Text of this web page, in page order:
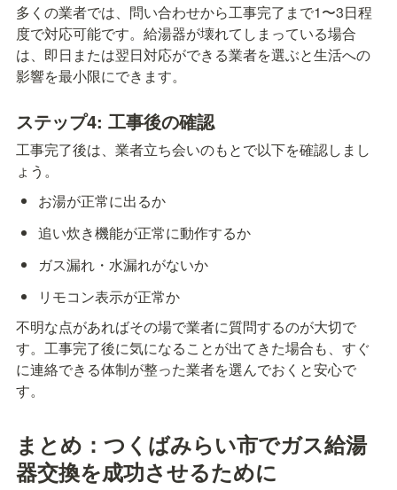
多くの業者では、問い合わせから工事完了まで1〜3日程
度で対応可能です。給湯器が壊れてしまっている場合
は、即日または翌日対応ができる業者を選ぶと生活への
影響を最小限にできます。
ステップ4: 工事後の確認
工事完了後は、業者立ち会いのもとで以下を確認しまし
ょう。
お湯が正常に出るか
追い炊き機能が正常に動作するか
ガス漏れ・水漏れがないか
リモコン表示が正常か
不明な点があればその場で業者に質問するのが大切で
す。工事完了後に気になることが出てきた場合も、すぐ
に連絡できる体制が整った業者を選んでおくと安心で
す。
まとめ：つくばみらい市でガス給湯
器交換を成功させるために